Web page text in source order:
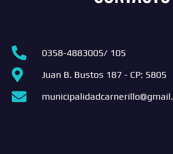
0358-4883005/ 105
Juan B. Bustos 187 - CP: 5805